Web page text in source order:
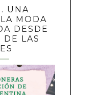
UNA
MODA
DESDE
DE LAS